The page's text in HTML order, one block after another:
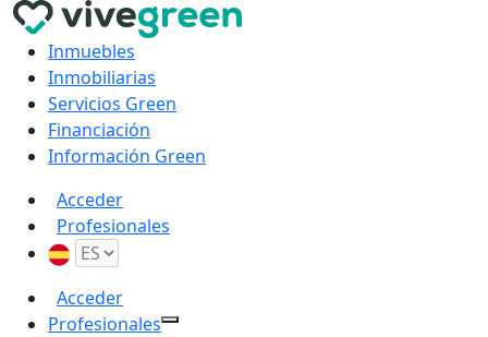
Inmuebles
Inmobiliarias
Servicios Green
Financiación
Información Green
Acceder
Profesionales
Acceder
Profesionales